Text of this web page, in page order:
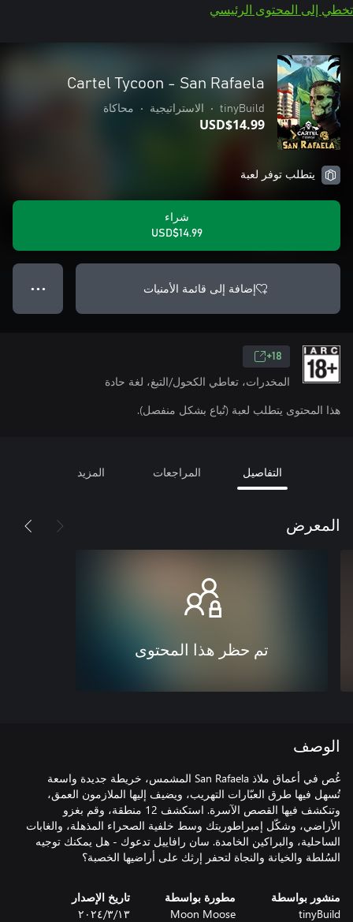
تخطي إلى المحتوى الرئيسي
Cartel Tycoon - San Rafaela
tinyBuild
• الاستراتيجية • محاكاة
USD$14.99
يتطلب توفر لعبة
شراء
USD$14.99
إضافة إلى قائمة الأمنيات ● ● ●
18+
المخدرات، تعاطي الكحول/التبغ، لغة حادة
هذا المحتوى يتطلب لعبة (تُباع بشكل منفصل).
التفاصيل المراجعات المزيد
المعرض
تم حظر هذا المحتوى
الوصف
غُص في أعماق ملاذ San Rafaela المشمس، خريطة جديدة واسعة
تُسهل فيها طرق العبّارات التهريب، ويضيف إليها الملازمون العمق،
وتنكشف فيها القصص الآسرة. استكشف 12 منطقة، وقم بغزو
الأراضي، وشكّل إمبراطوريتك وسط خلفية الصحراء المذهلة، والغابات
الساحلية، والبراكين الخامدة. سان رافاييل تدعوك - هل يمكنك توجيه
السُلطة والخيانة والنجاة لتحفر إرثك على أراضيها الخصبة؟
منشور بواسطة
tinyBuild
مطورة بواسطة
Moon Moose
تاريخ الإصدار
١٣‏/٣‏/٢٠٢٤